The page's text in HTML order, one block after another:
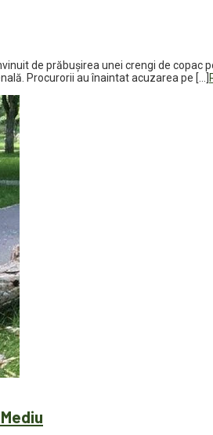
de prăbușirea unei crengi de copac
Procurorii au înaintat acuzarea pe […]